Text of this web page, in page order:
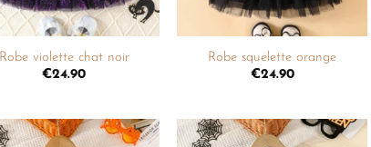
Robe violette chat noir
€24.90
Robe squelette orange
€24.90